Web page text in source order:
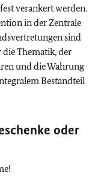
verankert werden.
in der Zentrale
sind
Thematik, der
und die Wahrung
Bestandteil
oder